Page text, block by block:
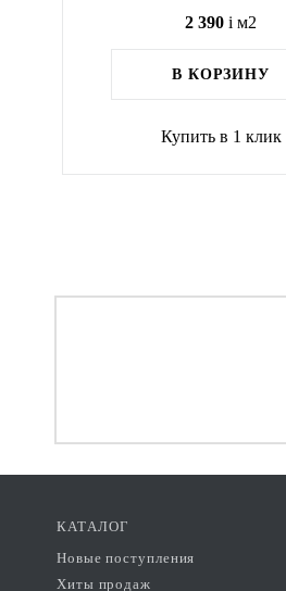
2 390 i м2
В КОРЗИНУ
Купить в 1 клик
КАТАЛОГ
Новые поступления
Хиты продаж